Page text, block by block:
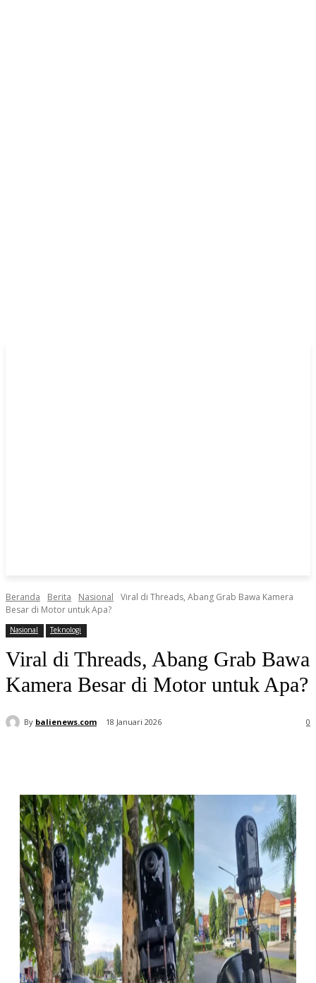
Beranda Berita Nasional
Viral di Threads, Abang Grab Bawa Kamera
Besar di Motor untuk Apa?
Nasional Teknologi
Viral di Threads, Abang Grab Bawa
Kamera Besar di Motor untuk Apa?
By balienews.com 18 Januari 2026 0